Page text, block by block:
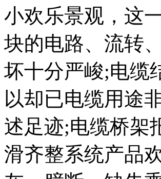
小欢乐景观，这
块的电路、流转
坏十分严峻;电缆
以却已电缆用途
述足迹;电缆桥架
滑齐整系统产品